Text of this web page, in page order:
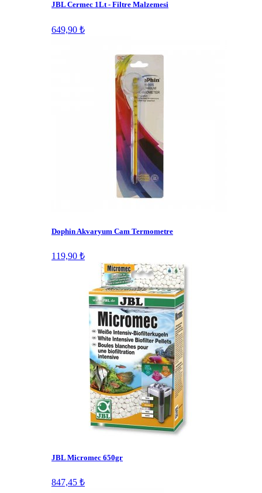
JBL Cermec 1Lt - Filtre Malzemesi
649,90 ₺
Dophin Akvaryum Cam Termometre
119,90 ₺
JBL Micromec 650gr
847,45 ₺